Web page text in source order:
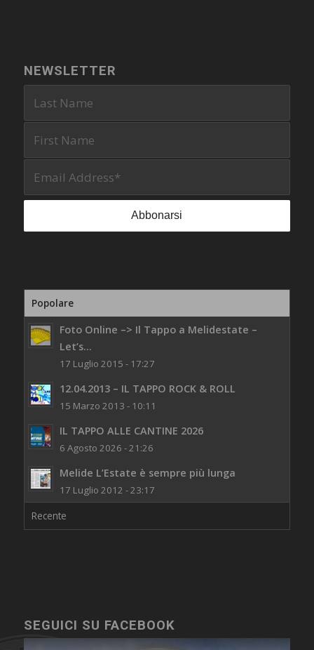
NEWSLETTER
Popolare
Foto Online –> Il Tappo a Melidestate –
Let’s...
17 Luglio 2015 - 17:27
12.04.2013 – IL TAPPO ROCK & ROLL
15 Marzo 2013 - 10:11
IL TAPPO ALLE CANTINE 2026
6 Agosto 2026 - 21:26
Melide L’Estate è sempre più lunga
17 Luglio 2012 - 23:17
Recente
SEGUICI SU FACEBOOK